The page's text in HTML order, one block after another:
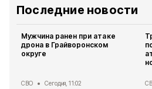
Последние новости
Мужчина ранен при атаке
дрона в Грайворонском
округе
СВО Сегодня, 11:02